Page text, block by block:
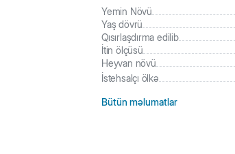
11 nəfər səbətə əlavə edilib
Yemin Növü
Yaş dövrü
Qısırlaşdırma edilib
İtin ölçüsü
Heyvan növü
İstehsalçı ölkə
Bütün məlumatlar